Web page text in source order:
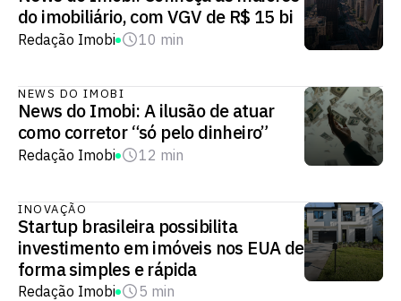
do imobiliário, com VGV de R$ 15 bi
Redação Imobi 10 min
NEWS DO IMOBI
News do Imobi: A ilusão de atuar
como corretor “só pelo dinheiro”
Redação Imobi 12 min
INOVAÇÃO
Startup brasileira possibilita
investimento em imóveis nos EUA de
forma simples e rápida
Redação Imobi 5 min